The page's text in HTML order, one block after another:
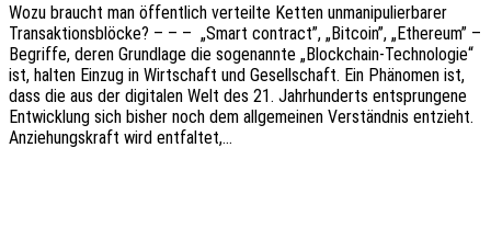
Wozu braucht man öffent­lich verteil­te Ketten unma­ni­pu­lier­ba­rer
Trans­ak­ti­ons­blö­cke? – – – „Smart contract”, „Bitco­in”, „Ethe­re­um” –
Begrif­fe, deren Grund­la­ge die soge­nann­te „Block­chain-Tech­­no­­lo­­gie“
ist, halten Einzug in Wirt­schaft und Gesell­schaft. Ein Phäno­men ist,
dass die aus der digi­ta­len Welt des 21. Jahr­hun­derts entsprun­ge­ne
Entwick­lung sich bisher noch dem allge­mei­nen Verständ­nis entzieht.
Anzie­hungs­kraft wird entfaltet,…